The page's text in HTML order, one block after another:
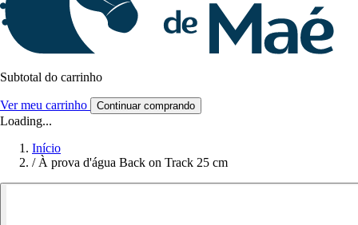
Subtotal do carrinho
Ver meu carrinho Continuar comprando
Loading...
Início
/ À prova d'água Back on Track 25 cm